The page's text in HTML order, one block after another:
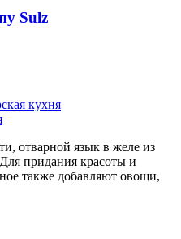
Sulz
отварной язык в желе из
придания красоты и
также добавляют овощи,